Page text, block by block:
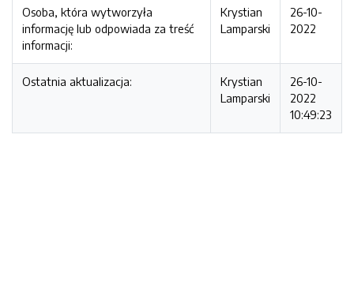
Osoba, która wytworzyła
informację lub odpowiada za treść
informacji:
Krystian
Lamparski
26-10-
2022
Ostatnia aktualizacja:
Krystian
Lamparski
26-10-
2022
10:49:23